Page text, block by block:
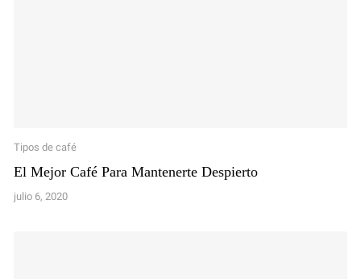
Tipos de café
El Mejor Café Para Mantenerte Despierto
julio 6, 2020